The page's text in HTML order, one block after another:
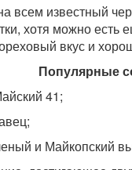
всем известный
хотя можно
вкус и
Популярные
41;
и Майкопский